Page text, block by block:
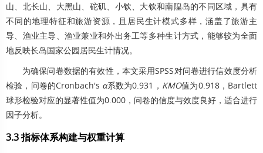
山、北长山、大黑山、砣矶、小钦、大钦和南隍岛的不同区域，具有
不同的地理特征和旅游资源，且居民生计模式多样，涵盖了旅游主
导、渔业主导、渔业兼业和外出务工等多种生计方式，能够较为全面
地反映长岛国家公园居民生计情况。
为确保问卷数据的有效性，本文采用SPSS对问卷进行信效度分析
检验，问卷的Cronbach's α系数为0.931， KMO值为0.918，Bartlett
球形检验对应的显著性值为0.000，问卷的信度与效度良好，适合进行
因子分析。
3.3 指标体系构建与权重计算